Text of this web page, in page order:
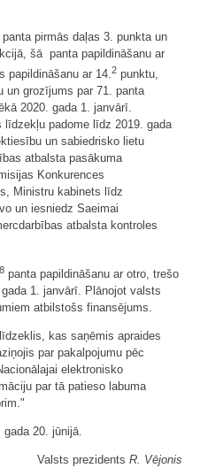
pirmās daļas 3. punkta un
šā panta papildināšanu ar
papildināšanu ar 14. 2 punktu,
un grozījums par 71. panta
2020. gada 1. janvārī.
līdzekļu padome līdz 2019. gada
un sabiedrisko lietu
atbalsta pasākuma
Konkurences
Ministru kabinets līdz
un iesniedz Saeimai
atbalsta kontroles
8 panta papildināšanu ar otro, trešo
1. janvārī. Plānojot valsts
atbilstošs finansējums.
kas saņēmis apraides
par pakalpojumu pēc
elektronisko
par tā patieso labuma
gada 20. jūnijā.
Valsts prezidents R. Vējonis